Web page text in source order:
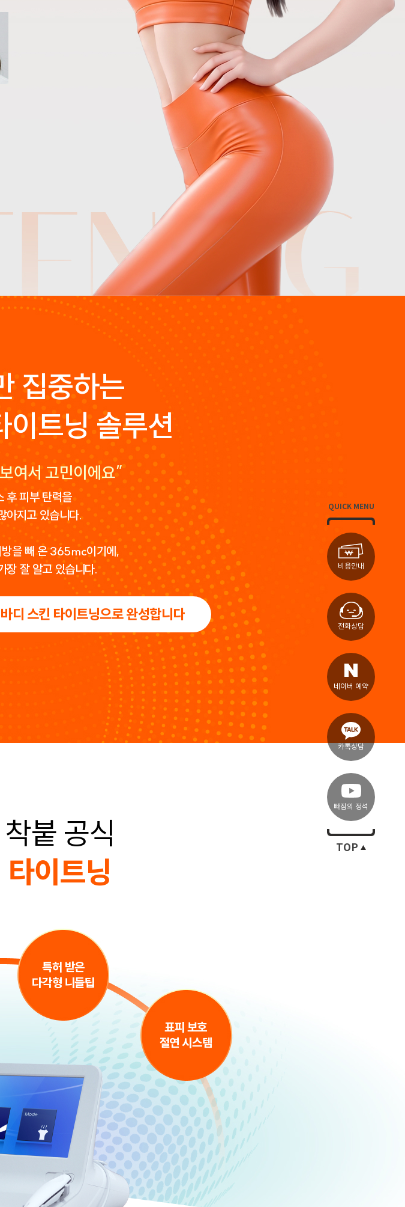
집중하는
트닝 솔루션
여서 고민이에요”
후 피부 탄력을
아지고 있습니다.
방을 빼 온 365mc이기에,
장 잘 알고 있습니다.
바디 스킨 타이트닝으로 완성합니다
붙 공식
이트닝
특허 받은
다각형 니들팁
표피 보호
절연 시스템
QUICK MENU
비용안내
전화상담
네이버 예약
카톡상담
빠짐의 정석
TOP